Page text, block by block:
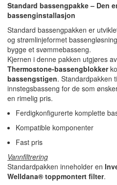
Standard bassengpakke – Den
bassenginstallasjon
Standard bassengpakken er
og strømlinjeformet
bygge et svømmebasseng.
Kjernen i denne pakken utgjøres
Thermostone-bassengblokker
bassengstigen. Standardpakken
innstegsbasseng for de som
en rimelig pris.
Ferdigkonfigurerte komplette
Kompatible komponenter
Fast pris
Vannfiltrering
Standardpakken inneholder en
Welldana® toppmontert filter.